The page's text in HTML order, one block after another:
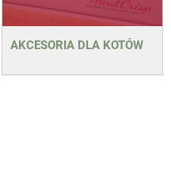
AKCESORIA DLA KOTÓW